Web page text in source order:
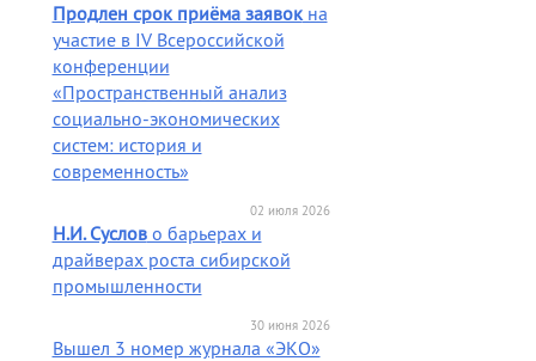
Продлен срок приёма заявокна
участие в IV Всероссийской
конференции
«Пространственный анализ
социально-экономических
систем: история и
современность»
02 июля 2026
Н.И. Суслово барьерах и
драйверах роста сибирской
промышленности
30 июня 2026
Вышел 3 номер журнала «ЭКО»